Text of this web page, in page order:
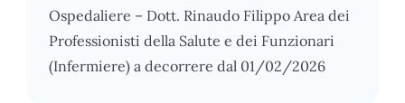
Ospedaliere – Dott. Rinaudo Filippo Area dei
Professionisti della Salute e dei Funzionari
(Infermiere) a decorrere dal 01/02/2026